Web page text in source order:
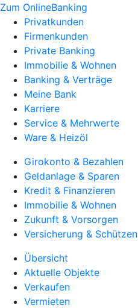
Zum OnlineBanking
Privatkunden
Firmenkunden
Private Banking
Immobilie & Wohnen
Banking & Verträge
Meine Bank
Karriere
Service & Mehrwerte
Ware & Heizöl
Girokonto & Bezahlen
Geldanlage & Sparen
Kredit & Finanzieren
Immobilie & Wohnen
Zukunft & Vorsorgen
Versicherung & Schützen
Übersicht
Aktuelle Objekte
Verkaufen
Vermieten